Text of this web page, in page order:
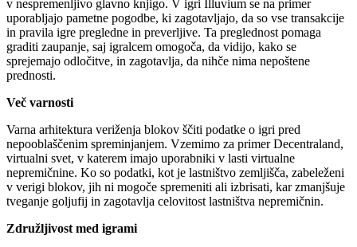
v nespremenljivo glavno knjigo. V igri Illuvium se na primer
uporabljajo pametne pogodbe, ki zagotavljajo, da so vse transakcije
in pravila igre pregledne in preverljive. Ta preglednost pomaga
graditi zaupanje, saj igralcem omogoča, da vidijo, kako se
sprejemajo odločitve, in zagotavlja, da nihče nima nepoštene
prednosti.
Več varnosti
Varna arhitektura veriženja blokov ščiti podatke o igri pred
nepooblaščenim spreminjanjem. Vzemimo za primer Decentraland,
virtualni svet, v katerem imajo uporabniki v lasti virtualne
nepremičnine. Ko so podatki, kot je lastništvo zemljišča, zabeleženi
v verigi blokov, jih ni mogoče spremeniti ali izbrisati, kar zmanjšuje
tveganje goljufij in zagotavlja celovitost lastništva nepremičnin.
Združljivost med igrami